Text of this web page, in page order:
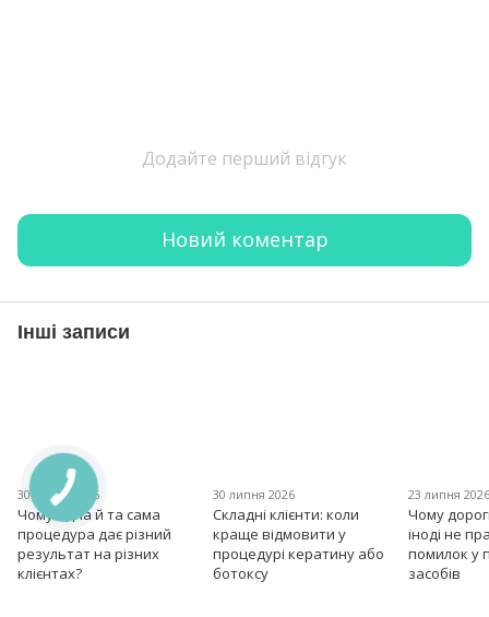
Додайте перший відгук
Новий коментар
Інші записи
30 липня 2026
Чому одна й та сама
процедура дає різний
результат на різних
клієнтах?
30 липня 2026
Складні клієнти: коли
краще відмовити у
процедурі кератину або
ботоксу
23 липня
Чому
іноді не
помилок у
засобів